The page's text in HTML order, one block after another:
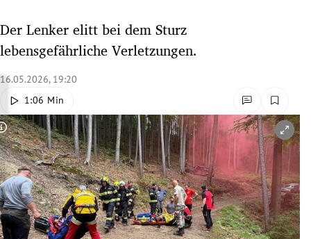
Untermenü
Untermenü
Untermenü
Untermenü
Untermenü
Der Lenker elitt bei dem Sturz
lebensgefährliche Verletzungen.
16.05.2026, 19:20
1:06 Min
Copyright-Hinweis öffnen/schließen